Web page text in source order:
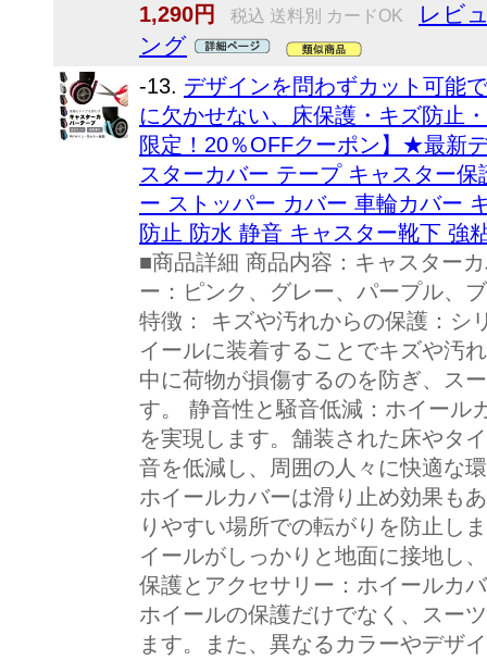
1,290円
税込 送料別 カードOK
レビ
ング
-13. デザインを問わずカット可能
に欠かせない、床保護・キズ防止
限定！20％OFFクーポン】★最新
スターカバー テープ キャスター
ー ストッパー カバー 車輪カバー
防止 防水 静音 キャスター靴下 強
■商品詳細 商品内容：キャスター
ー：ピンク、グレー、パープル、
特徴： キズや汚れからの保護：シ
イールに装着することでキズや汚
中に荷物が損傷するのを防ぎ、ス
す。 静音性と騒音低減：ホイール
を実現します。舗装された床やタ
音を低減し、周囲の人々に快適な
ホイールカバーは滑り止め効果も
りやすい場所での転がりを防止し
イールがしっかりと地面に接地し
保護とアクセサリー：ホイールカ
ホイールの保護だけでなく、スー
ます。また、異なるカラーやデザ